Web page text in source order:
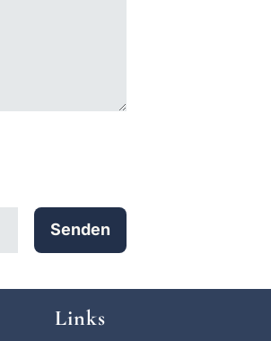
Senden
Links